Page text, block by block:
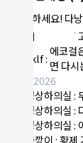
안녕하세요! 다
NY런던파리 :
NY런던파
리
:
sklf: 에코걸
면 다시
8/6/2026
정상하의실:
정상하의실:
정상하의실:
국깡이:황제